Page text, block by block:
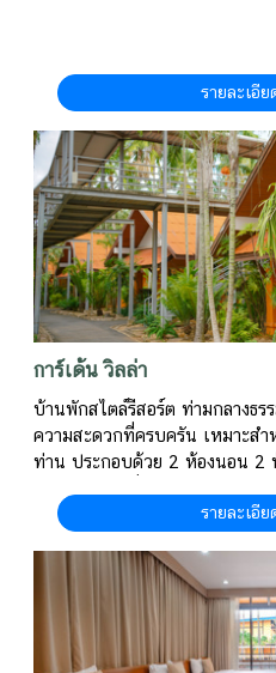
รายละเอีย
การ์เด้น วิลล่า
บ้านพักสไตล์รีสอร์ต ท่ามกลางธร
ความสะดวกที่ครบครัน เหมาะส
ท่าน ประกอบด้วย 2 ห้องนอน 2
Superior ราคาคืนละ 3200 บาท
รายละเอีย